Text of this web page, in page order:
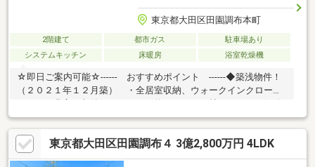
東京都大田区田園調布本町
2階建て 都市ガス
駐車場あり
システムキッチン
床暖房 浴室乾燥機
☆即日ご案内可能☆------ おすすめポイント ------◆築浅物件！
（２０２１年１２月築） ・全居室収納、ウォークインクローゼ
感あるLDK ・１６１６サイズのユニットバスでゆったり入
浴 ・約１．３４帖の書斎スペース有 ・SICや各階にトイレ設置
◆最寄り駅まで徒歩６分の立地 ・閑静な住宅街で小中学校や公
園が徒歩４分内で安心 ・スーパー、コンビニが徒歩６分内の生
東京都大田区田園調布４ 3億2,800万円 4LDK